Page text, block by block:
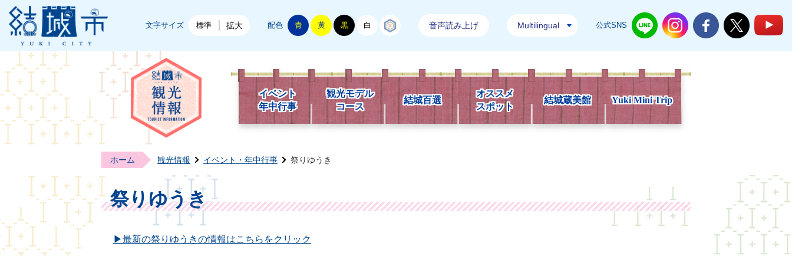
結城市公式ホームページ
文字サイズ 標準 拡大 配色 青 黄 黒 白 音声読み上げ Multilingual 公式SNS 結城市公式LINE結城市公式Instagram
結城市公式Facebook
結城市公式
イベント
年中行事
観光モデル
コース
結城百選
オススメ
スポット
結城蔵美館 Yuki Mini Trip
ホーム 観光情報 イベント・年中行事 祭りゆうき
祭りゆうき
▶最新の祭りゆうきの情報はこちらをクリック